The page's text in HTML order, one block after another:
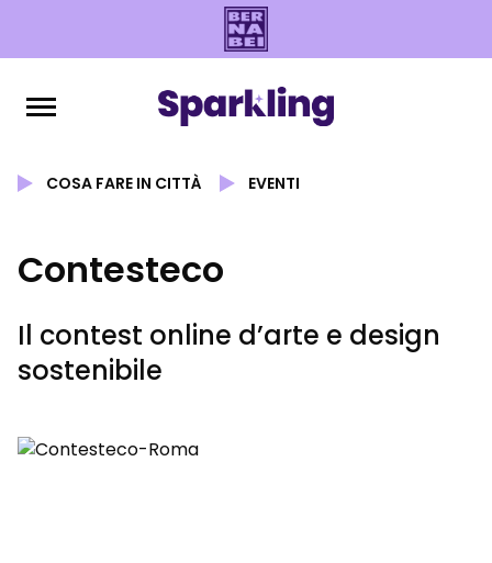
COSA FARE IN CITTÀ EVENTI
Contesteco
Il contest online d’arte e design
sostenibile